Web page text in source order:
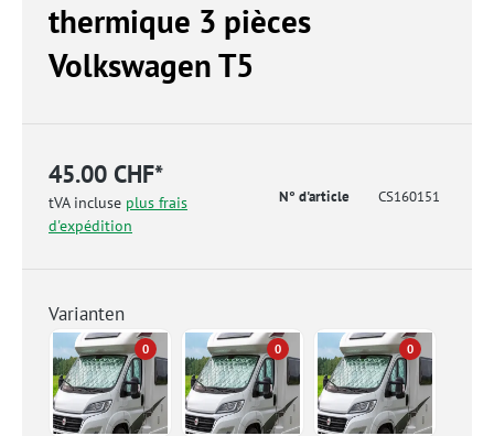
thermique 3 pièces
Volkswagen T5
45.00 CHF*
tVA incluse plus frais
d'expédition
N° d'article CS160151
Varianten
0 0 0